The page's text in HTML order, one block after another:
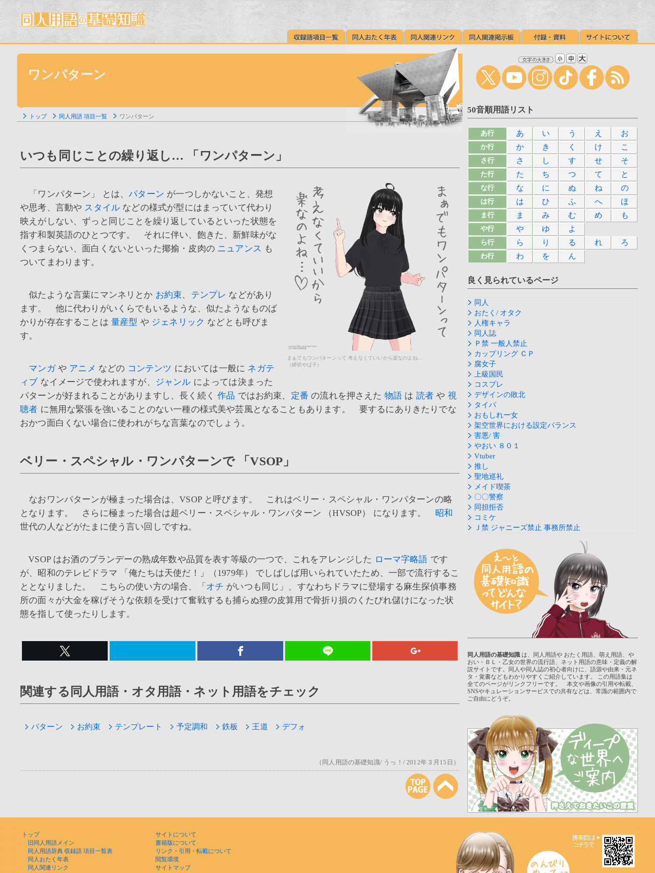
ワンパターン
トップ 同人用語 項目一覧 ワンパターン
いつも同じことの繰り返し… 「ワンパターン」
まぁでもワンパターンって 考えなくていいから楽なのよね…
（締切やば子）
「ワンパターン」 とは、パターン が一つしかないこと、発想
や思考、言動や スタイル などの様式が型にはまっていて代わり
映えがしない、ずっと同じことを繰り返しているといった状態を
指す和製英語のひとつです。 それに伴い、飽きた、新鮮味がな
くつまらない、面白くないといった揶揄・皮肉の ニュアンス も
ついてまわります。
似たような言葉にマンネリとか お約束、 テンプレ などがあり
ます。 他に代わりがいくらでもいるような、似たようなものば
かりが存在することは 量産型 や ジェネリック などとも呼びま
す。
マンガや アニメ などの コンテンツ においては一般に ネガテ
ィブなイメージで使われますが、 ジャンル によっては決まった
パターンが好まれることがありますし、長く続く作品 ではお約束、 定番 の流れを押さえた 物語 は 読者 や 視
聴者 に無用な緊張を強いることのない一種の様式美や芸風となることもあります。 要するにありきたりでな
おかつ面白くない場合に使われがちな言葉なのでしょう。
ベリー・スペシャル・ワンパターンで 「VSOP」
なおワンパターンが極まった場合は、VSOP と呼びます。 これはベリー・スペシャル・ワンパターンの略
となります。 さらに極まった場合は超ベリー・スペシャル・ワンパターン （HVSOP） になります。 昭和
世代の人などがたまに使う言い回しですね。
VSOP はお酒のブランデーの熟成年数や品質を表す等級の一つで、これをアレンジした ローマ字略語 です
が、昭和のテレビドラマ 「俺たちは天使だ！」（1979年） でしばしば用いられていたため、一部で流行するこ
ととなりました。 こちらの使い方の場合、「 オチ がいつも同じ」、すなわちドラマに登場する麻生探偵事務
所の面々が大金を稼げそうな依頼を受けて奮戦するも捕らぬ狸の皮算用で骨折り損のくたびれ儲けになった状
態を指して使ったりします。
関連する同人用語・オタ用語・ネット用語をチェック
パターン お約束 テンプレート 予定調和 鉄板 王道 デフォ
（同人用語の基礎知識/ うっ！/ 2012年３月15日）
50音順用語リスト
あ行 あ い う え お
か行 か き く け こ
さ行 さ し す せ そ
た行 た ち つ て と
な行 な に ぬ ね の
は行 は ひ ふ へ ほ
ま行 ま み む め も
や行 や ゆ よ
ら行 ら り る れ ろ
わ行 わ を ん
良く見られているページ
同人
おたく/ オタク
人権キャラ
同人誌
Ｐ禁 一般人禁止
カップリング ＣＰ
腐女子
上級国民
コスプレ
デザインの敗北
タイパ
おもしれー女
架空世界における設定バランス
害悪/ 害
やおい ８０１
Vtuber
推し
聖地巡礼
メイド喫茶
〇〇警察
同担拒否
コミケ
Ｊ禁 ジャニーズ禁止 事務所禁止
同人用語の基礎知識 は、同人用語や おたく用語、萌え用語、や
おい・ＢＬ・乙女の世界の流行語、ネット用語の意味・定義の解
説サイトです。同人や同人誌の初心者向けに、語源や由来・元ネ
タ・覚書などもわかりやすくご紹介しています。 この用語集は
全てのページがリンクフリーです。 本文や画像の引用や転載、
SNSやキュレーションサービスでの共有などは、常識の範囲内で
ご自由にどうぞ。
トップ
旧同人用語メイン
同人用語辞典 収録語 項目一覧表
同人おたく年表
同人関連リンク
サイトについて
書籍版について
リンク・引用・転載について
閲覧環境
サイトマップ